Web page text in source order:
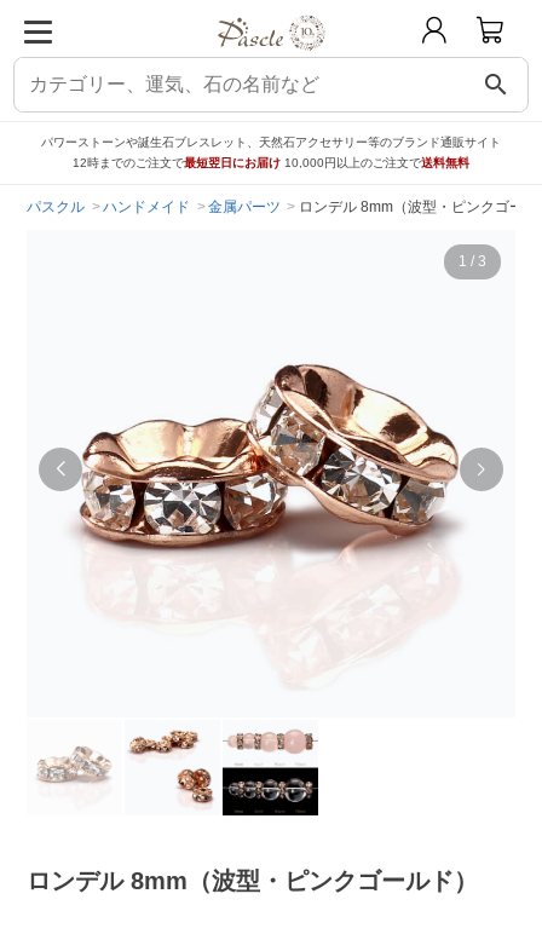
search
パワーストーンや誕生石ブレスレット、天然石アクセサリー等のブランド通販サイト
12時までのご注文で最短翌日にお届け 10,000円以上のご注文で送料無料
パスクル ハンドメイド 金属パーツ ロンデル 8mm（波型・ピンクゴール
1 / 3
ロンデル 8mm（波型・ピンクゴールド）